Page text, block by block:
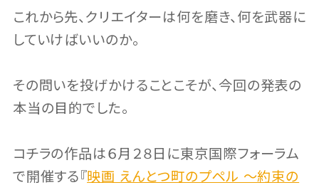
これから先、クリエイターは何を磨き、何を武器に
していけばいいのか。
その問いを投げかけることこそが、今回の発表の
本当の目的でした。
コチラの作品は６月２８日に東京国際フォーラム
で開催する『映画 えんとつ町のプペル 〜約束の